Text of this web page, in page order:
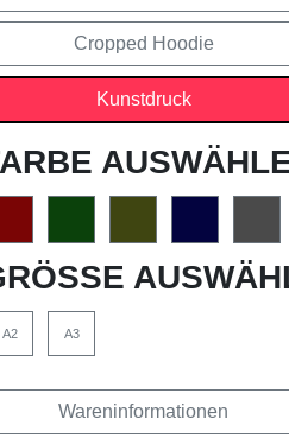
Cropped Hoodie
Kunstdruck
A2 A3
Wareninformationen